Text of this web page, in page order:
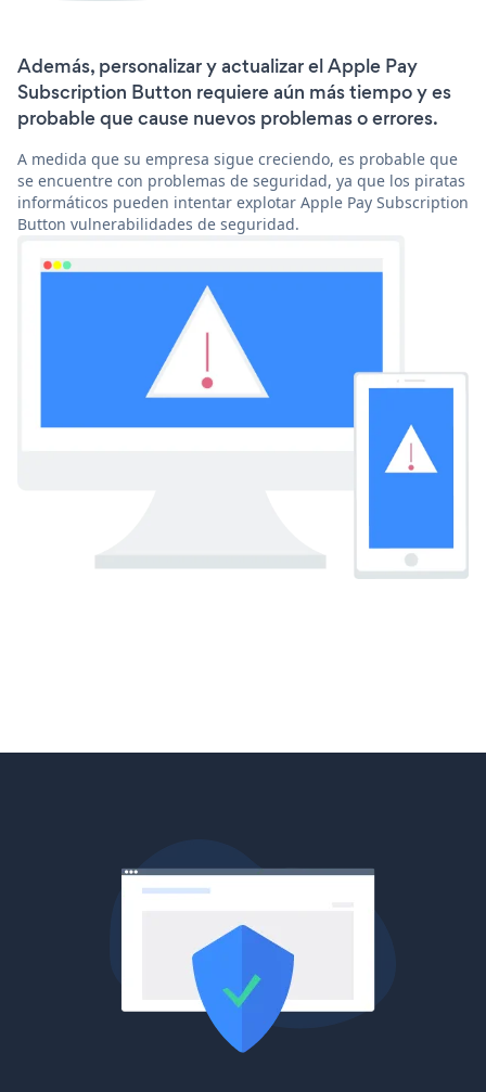
Además, personalizar y actualizar el Apple Pay
Subscription Button requiere aún más tiempo y es
probable que cause nuevos problemas o errores.
A medida que su empresa sigue creciendo, es probable que
se encuentre con problemas de seguridad, ya que los piratas
informáticos pueden intentar explotar Apple Pay Subscription
Button vulnerabilidades de seguridad.